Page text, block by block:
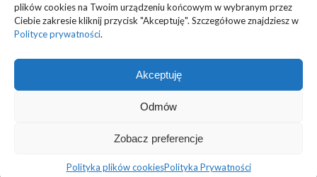
plików cookies na Twoim urządzeniu końcowym w wybranym przez
Ciebie zakresie kliknij przycisk "Akceptuję". Szczegółowe znajdziesz w
Polityce prywatności.
Akceptuję
Odmów
Zobacz preferencje
Polityka plików cookiesPolityka Prywatności
Usługi (73)
Polityka plików cookies (EU)| Polityka prywatności